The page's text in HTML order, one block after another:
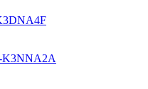
K3NNA2A